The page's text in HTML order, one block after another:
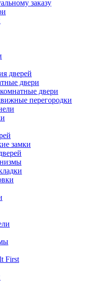
заказу
дверей
двери
двери
перегородки
замки
First